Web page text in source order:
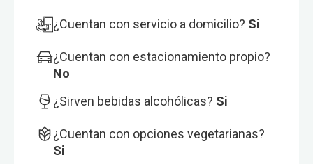
¿Cuentan con servicio a domicilio? Si
¿Cuentan con estacionamiento propio?
No
¿Sirven bebidas alcohólicas? Si
¿Cuentan con opciones vegetarianas?
Si